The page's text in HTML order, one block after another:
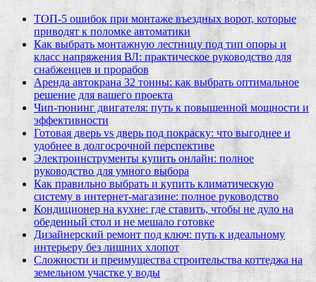
ТОП-5 ошибок при монтаже въездных ворот, которые
приводят к поломке автоматики
Как выбрать монтажную лестницу под тип опоры и
класс напряжения ВЛ: практическое руководство для
снабженцев и прорабов
Аренда автокрана 32 тонны: как выбрать оптимальное
решение для вашего проекта
Чип‑тюнинг двигателя: путь к повышенной мощности и
эффективности
Готовая дверь vs дверь под покраску: что выгоднее и
удобнее в долгосрочной перспективе
Электроинструменты купить онлайн: полное
руководство для умного выбора
Как правильно выбрать и купить климатическую
систему в интернет‑магазине: полное руководство
Кондиционер на кухне: где ставить, чтобы не дуло на
обеденный стол и не мешало готовке
Дизайнерский ремонт под ключ: путь к идеальному
интерьеру без лишних хлопот
Сложности и преимущества строительства коттеджа на
земельном участке у воды